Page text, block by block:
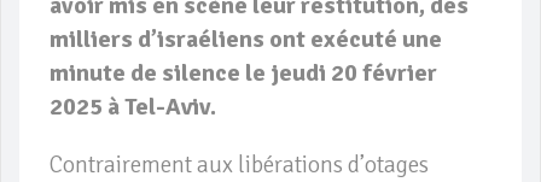
milliers d’israéliens ont exécuté une
minute de silence le jeudi 20 février
2025 à Tel-Aviv.
Contrairement aux libérations d’otages